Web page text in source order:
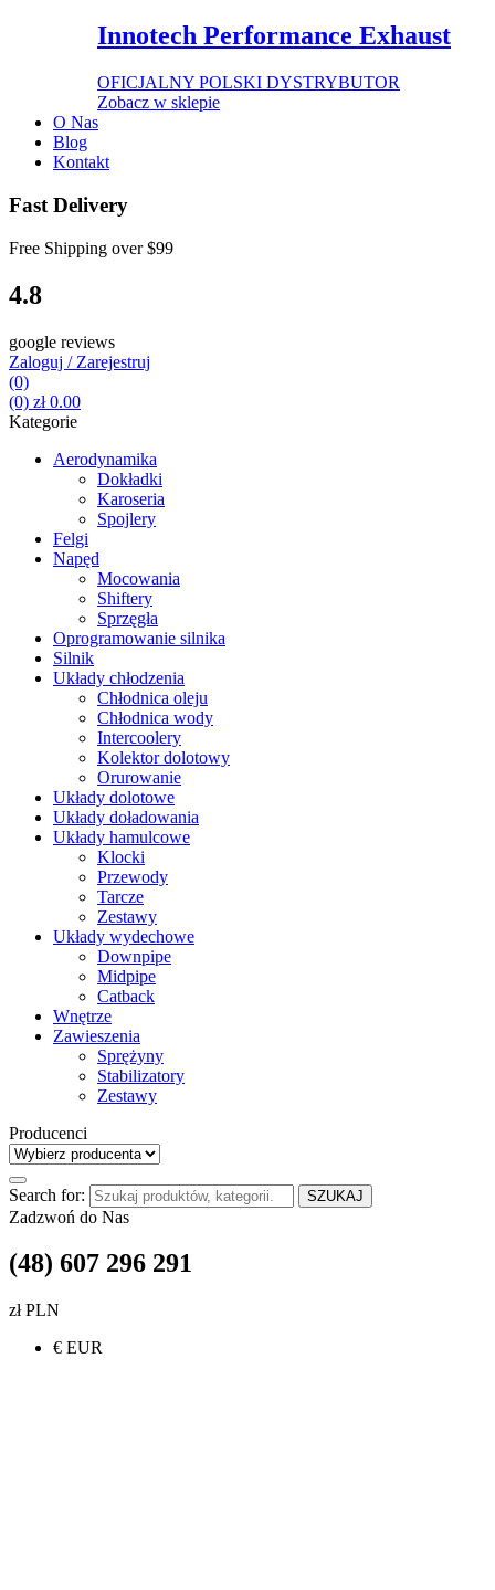
Innotech Performance Exhaust
OFICJALNY POLSKI DYSTRYBUTOR
Zobacz w sklepie
O Nas
Blog
Kontakt
Fast Delivery
Free Shipping over$99
4.8
google reviews
Zaloguj / Zarejestruj
(0)
(0) zł0.00
Kategorie
Aerodynamika
Dokładki
Karoseria
Spojlery
Felgi
Napęd
Mocowania
Shiftery
Sprzęgła
Oprogramowanie silnika
Silnik
Układy chłodzenia
Chłodnica oleju
Chłodnica wody
Intercoolery
Kolektor dolotowy
Orurowanie
Układy dolotowe
Układy doładowania
Układy hamulcowe
Klocki
Przewody
Tarcze
Zestawy
Układy wydechowe
Downpipe
Midpipe
Catback
Wnętrze
Zawieszenia
Sprężyny
Stabilizatory
Zestawy
Producenci
Search for: SZUKAJ
Zadzwoń do Nas
(48) 607 296 291
zł PLN
€ EUR